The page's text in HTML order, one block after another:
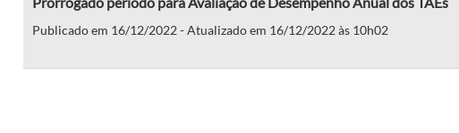
Publicado em 16/12/2022 - Atualizado em 16/12/2022 às 10h02